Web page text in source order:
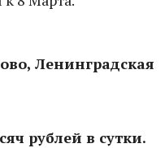
Ленинградская
рублей в сутки.